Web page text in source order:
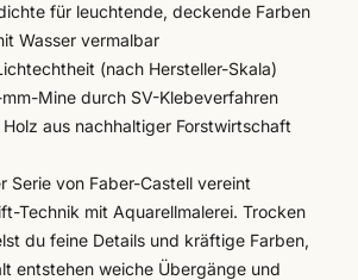
für leuchtende, deckende Farben
Wasser vermalbar
(nach Hersteller-Skala)
Mine durch SV-Klebeverfahren
aus nachhaltiger Forstwirtschaft
Serie von Faber-Castell vereint
Technik mit Aquarellmalerei. Trocken
du feine Details und kräftige Farben,
entstehen weiche Übergänge und